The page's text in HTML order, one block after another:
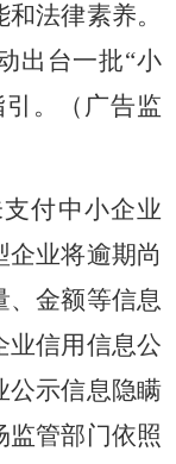
法律素养。
出台一批“小
。（广告监
付中小企业
业将逾期尚
、金额等信息
业信用信息公
公示信息隐瞒
监管部门依照